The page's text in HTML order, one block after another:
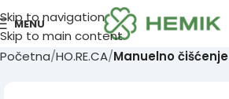
Skip to navigation
Skip to main content
MENU
Početna HO.RE.CA Manuelno čišćenje